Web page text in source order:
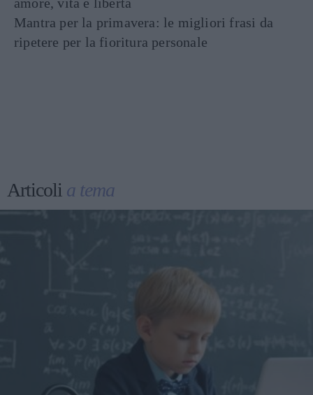
Mantra per la primavera: le migliori frasi da
ripetere per la fioritura personale
Articoli a tema